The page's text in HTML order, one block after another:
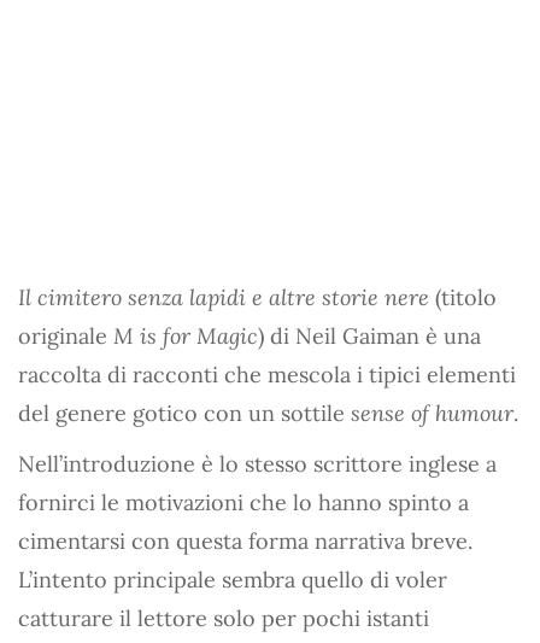
Il cimitero senza lapidi e altre storie nere (titolo
originale M is for Magic) di Neil Gaiman è una
raccolta di racconti che mescola i tipici elementi
del genere gotico con un sottile sense of humour.
Nell’introduzione è lo stesso scrittore inglese a
fornirci le motivazioni che lo hanno spinto a
cimentarsi con questa forma narrativa breve.
L’intento principale sembra quello di voler
catturare il lettore solo per pochi istanti